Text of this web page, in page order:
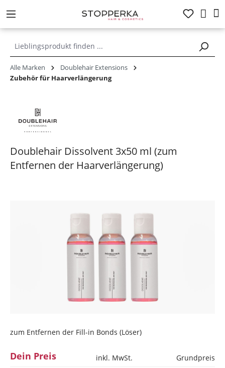
springen
Alle Marken
Doublehair Extensions
Zubehör für Haarverlängerung
Doublehair Dissolvent 3x50 ml (zum
Entfernen der Haarverlängerung)
zum Entfernen der Fill-in Bonds (Löser)
Dein Preis inkl. MwSt.
Grundpreis